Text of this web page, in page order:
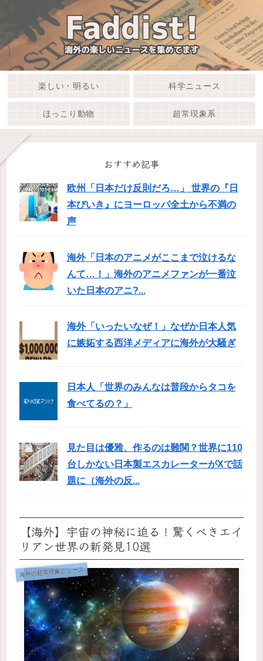
楽しい・明るい 科学ニュース
ほっこり動物 超常現象系
おすすめ記事
欧州「日本だけ反則だろ…」 世界の『日
本びいき』にヨーロッパ全土から不満の
声
海外「日本のアニメがここまで泣けるな
んて…！」海外のアニメファンが一番泣
いた日本のアニ?...
海外「いったいなぜ！」なぜか日本人気
に嫉妬する西洋メディアに海外が大騒ぎ
日本人「世界のみんなは普段からタコを
食べてるの？」
見た目は優雅、作るのは難関？世界に110
台しかない日本製エスカレーターがXで話
題に（海外の反...
【海外】宇宙の神秘に迫る！驚くべきエイ
リアン世界の新発見10選
海外の超常現象ニュース